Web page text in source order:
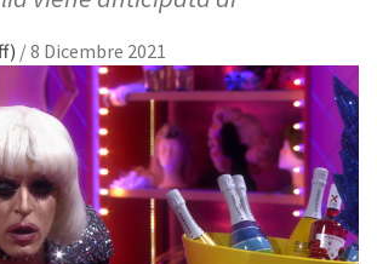
/8 Dicembre 2021